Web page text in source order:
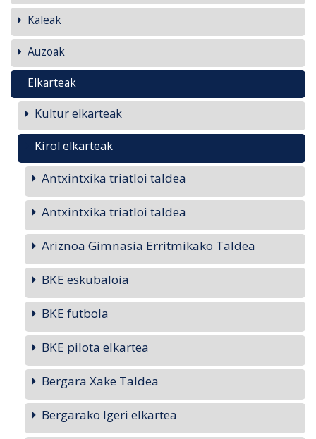
Kaleak
Auzoak
Elkarteak
Kultur elkarteak
Kirol elkarteak
Antxintxika triatloi taldea
Antxintxika triatloi taldea
Ariznoa Gimnasia Erritmikako Taldea
BKE eskubaloia
BKE futbola
BKE pilota elkartea
Bergara Xake Taldea
Bergarako Igeri elkartea